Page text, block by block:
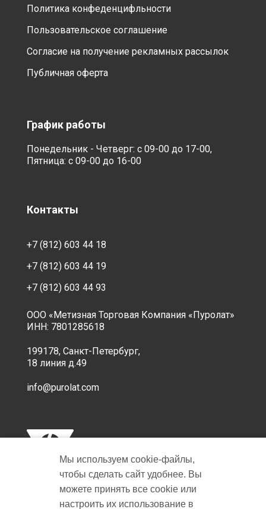
Политика конфеденцифльности
Пользовательское соглашение
Согласие на получение рекламных рассылок
Публичная оферта
График работы
Понедельник - Четверг: с 09-00 до 17-00,
Пятница: с 09-00 до 16-00
Контакты
+7 (812) 603 44 18
+7 (812) 603 44 19
+7 (812) 603 44 93
ООО «Метизная Торговая Компания «Пуролат»
ИНН: 7801285618
199178, Санкт-Петербург,
18 линия д.49
info@purolat.com
Мы используем cookie‑файлы,
чтобы сделать сайт удобнее. Вы
можете принять все cookie или
настроить их использование в